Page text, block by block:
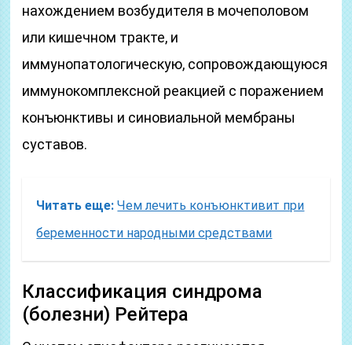
нахождением возбудителя в мочеполовом
или кишечном тракте, и
иммунопатологическую, сопровождающуюся
иммунокомплексной реакцией с поражением
конъюнктивы и синовиальной мембраны
суставов.
Читать еще: Чем лечить конъюнктивит при
беременности народными средствами
Классификация синдрома
(болезни) Рейтера